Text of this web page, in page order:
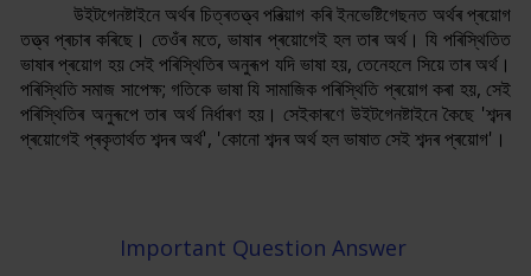
উইটগেনষ্টাইনে অৰ্থৰ চিত্ৰতত্ত্ব পৰিত্য়াগ কৰি ইনভেষ্টিগেছনত অৰ্থৰ প্ৰয়োগ
তত্ত্ব প্ৰচাৰ কৰিছে। তেওঁৰ মতে, ভাষাৰ প্ৰয়োগেই হল তাৰ অৰ্থ। যি পৰিস্থিতিত
ভাষাৰ প্ৰয়োগ হয় সেই পৰিস্থিতিৰ অনুৰূপ যদি ভাষা হয়, তেনেহলে সিয়ে তাৰ অৰ্থ।
পৰিস্থিতি সমাজ সাপেক্ষ; গতিকে ভাষা যি সামাজিক পৰিস্থিতি প্ৰয়োগ কৰা হয়, সেই
পৰিস্থিতিৰ অনুৰূপে তাৰ অৰ্থ নিৰ্ধাৰণ হয়। সেইকাৰণে উইটগেনষ্টাইনে কৈছে 'শব্দৰ
প্ৰয়োগেই প্ৰকৃতাৰ্থত শব্দৰ অৰ্থ', 'কোনো শব্দৰ অৰ্থ হল ভাষাত সেই শব্দৰ প্ৰয়োগ'।
Important Question Answer